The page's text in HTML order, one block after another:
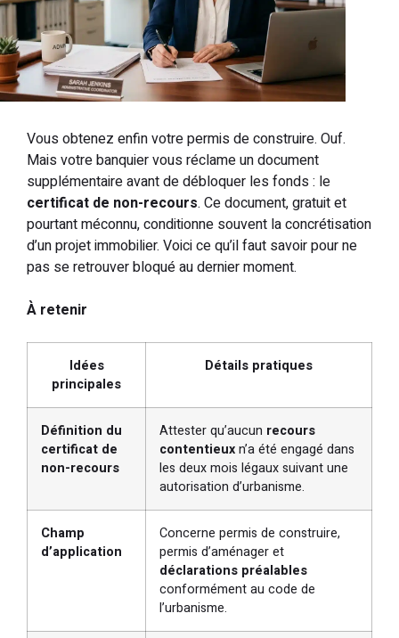
Vous obtenez enfin votre permis de construire. Ouf.
Mais votre banquier vous réclame un document
supplémentaire avant de débloquer les fonds : le
certificat de non-recours. Ce document, gratuit et
pourtant méconnu, conditionne souvent la concrétisation
d’un projet immobilier. Voici ce qu’il faut savoir pour ne
pas se retrouver bloqué au dernier moment.
À retenir
Idées
principales
Détails pratiques
Définition du
certificat de
non-recours
Attester qu’aucun recours
contentieuxn’a été engagé dans
les deux mois légaux suivant une
autorisation d’urbanisme.
Champ
d’application
Concerne permis de construire,
permis d’aménager et
déclarations préalables
conformément au code de
l’urbanisme.